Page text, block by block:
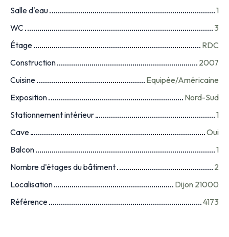
Salle d'eau
1
WC
3
Étage
RDC
Construction
2007
Cuisine
Equipée/Américaine
Exposition
Nord-Sud
Stationnement intérieur
1
Cave
Oui
Balcon
1
Nombre d'étages du bâtiment
2
Localisation
Dijon 21000
Référence
4173